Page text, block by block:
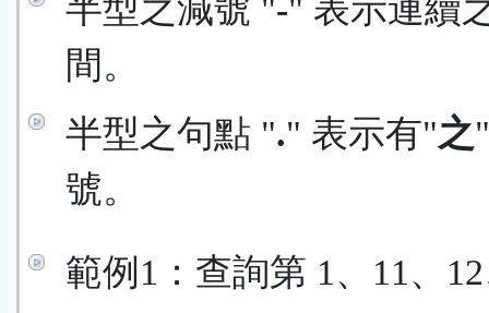
半型之減號 "-" 表示連續
間。
半型之句點 "." 表示有"之
號。
範例1：查詢第 1、11、